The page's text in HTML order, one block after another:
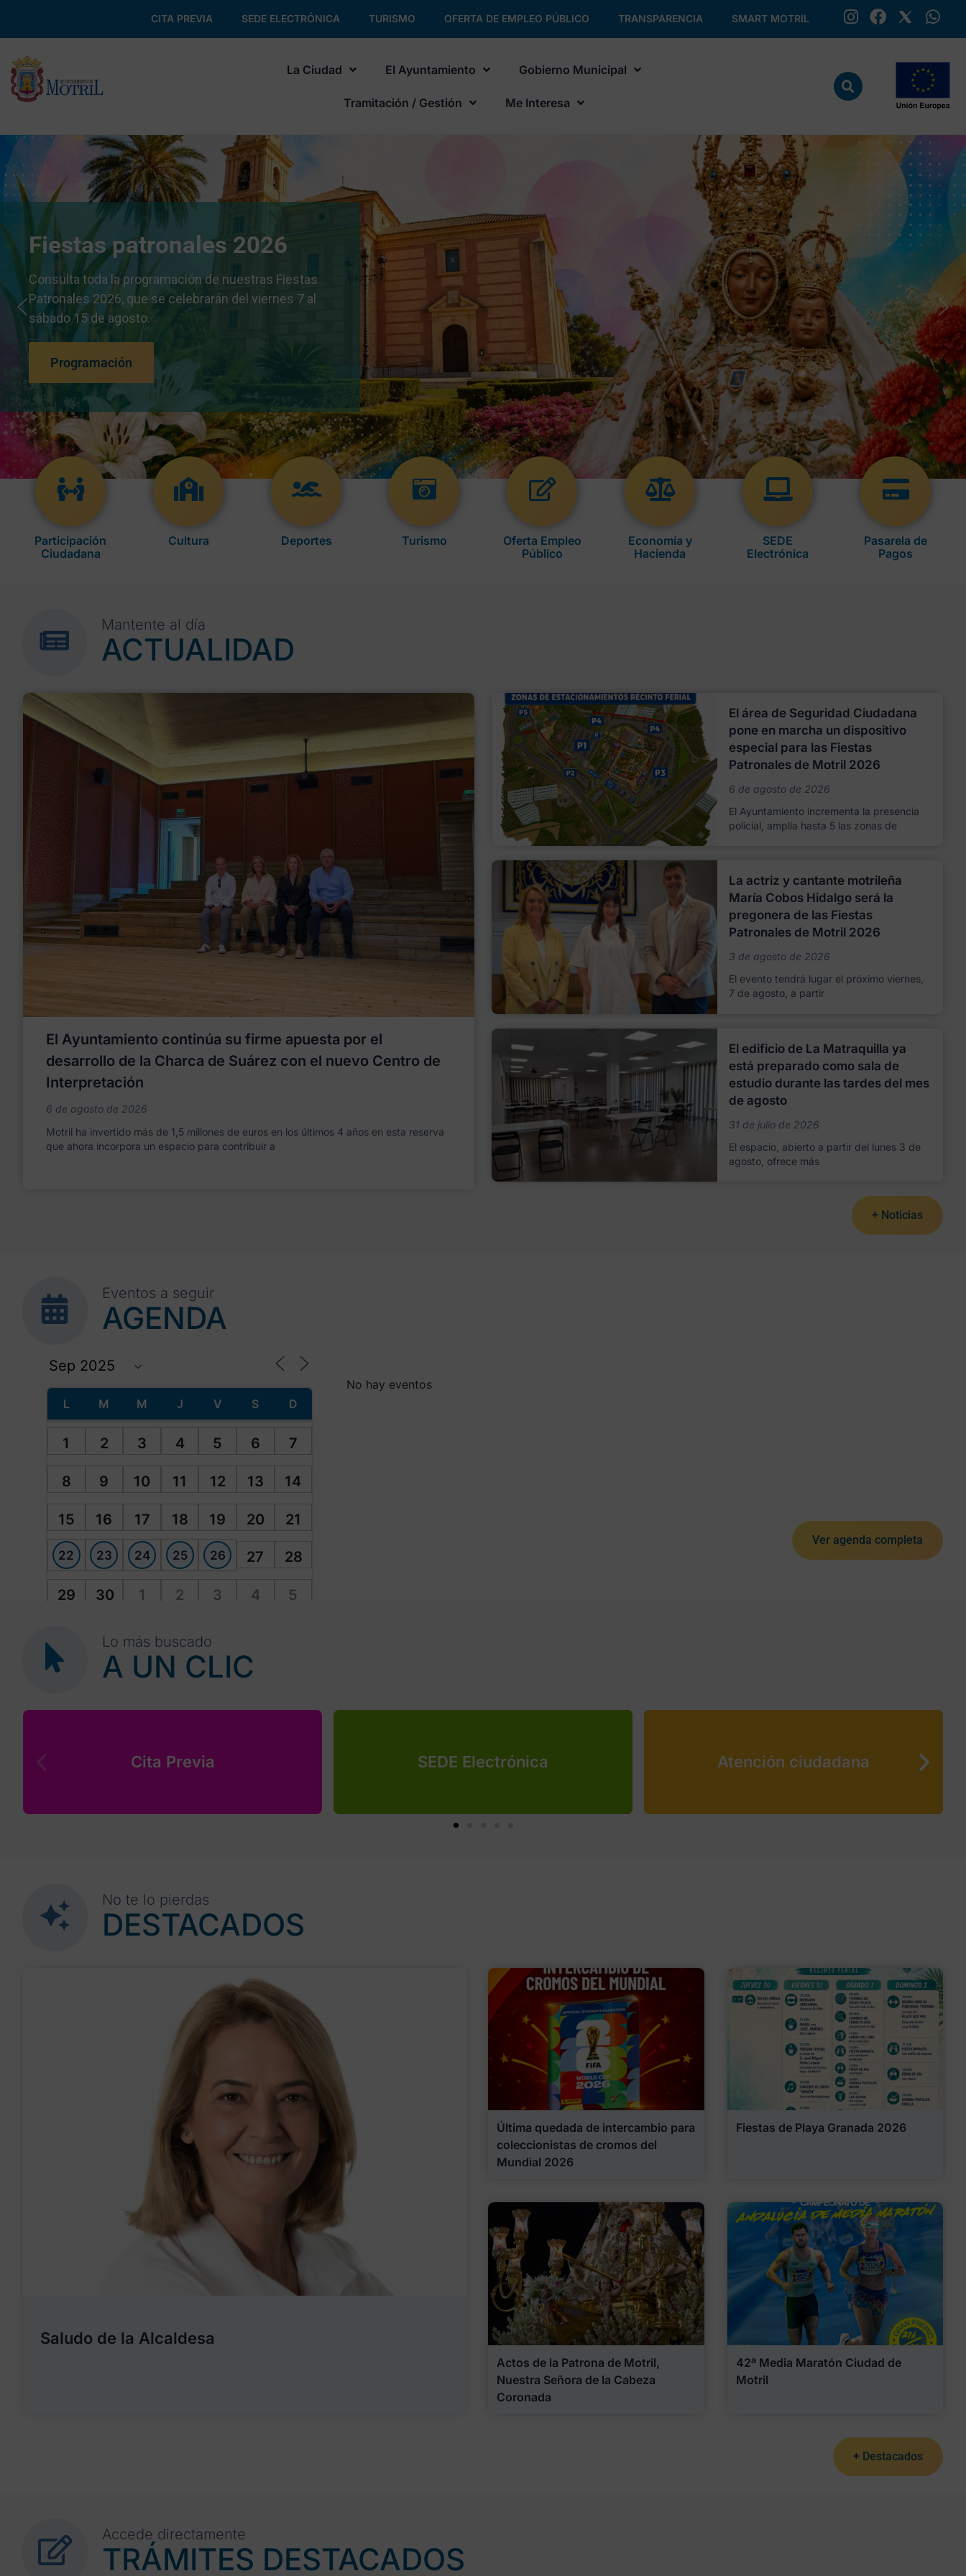
CITA PREVIA SEDE ELECTRÓNICA TURISMO OFERTA DE EMPLEO PÚBLICO TRANSPARENCIA SMART MOTRIL
La Ciudad El Ayuntamiento Gobierno Municipal
Tramitación / Gestión Me Interesa
Fiestas patronales 2026
Consulta toda la programación de nuestras Fiestas
Patronales 2026, que se celebrarán del viernes 7 al
sábado 15 de agosto.
Programación
Participación
Ciudadana
Cultura Deportes Turismo
Oferta Empleo
Público
Economía y
Hacienda
SEDE
Electrónica
Pasarela de
Pagos
Mantente al día
ACTUALIDAD
El Ayuntamiento continúa su firme apuesta por el
desarrollo de la Charca de Suárez con el nuevo Centro de
Interpretación
6 de agosto de 2026
Motril ha invertido más de 1,5 millones de euros en los últimos 4 años en esta reserva
que ahora incorpora un espacio para contribuir a
El área de Seguridad Ciudadana
pone en marcha un dispositivo
especial para las Fiestas
Patronales de Motril 2026
6 de agosto de 2026
El Ayuntamiento incrementa la presencia
policial, amplía hasta 5 las zonas de
La actriz y cantante motrileña
María Cobos Hidalgo será la
pregonera de las Fiestas
Patronales de Motril 2026
3 de agosto de 2026
El evento tendrá lugar el próximo viernes,
7 de agosto, a partir
El edificio de La Matraquilla ya
está preparado como sala de
estudio durante las tardes del mes
de agosto
31 de julio de 2026
El espacio, abierto a partir del lunes 3 de
agosto, ofrece más
+ Noticias
Eventos a seguir
AGENDA
L M M J V S D
1 2 3 4 5 6 7
8 9 10 11 12 13 14
15 16 17 18 19 20 21
22 23 24 25 26 27 28
29 30 1 2 3 4 5
No hay eventos
Ver agenda completa
Lo más buscado
A UN CLIC
Cita Previa SEDE Electrónica Atención ciudadana
No te lo pierdas
DESTACADOS
Saludo de la Alcaldesa
Última quedada de intercambio para
coleccionistas de cromos del
Mundial 2026
Fiestas de Playa Granada 2026
Actos de la Patrona de Motril,
Nuestra Señora de la Cabeza
Coronada
42ª Media Maratón Ciudad de
Motril
+ Destacados
Accede directamente
TRÁMITES DESTACADOS